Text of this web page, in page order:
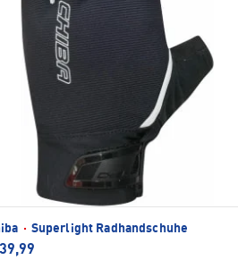
· Superlight Radhandschuhe